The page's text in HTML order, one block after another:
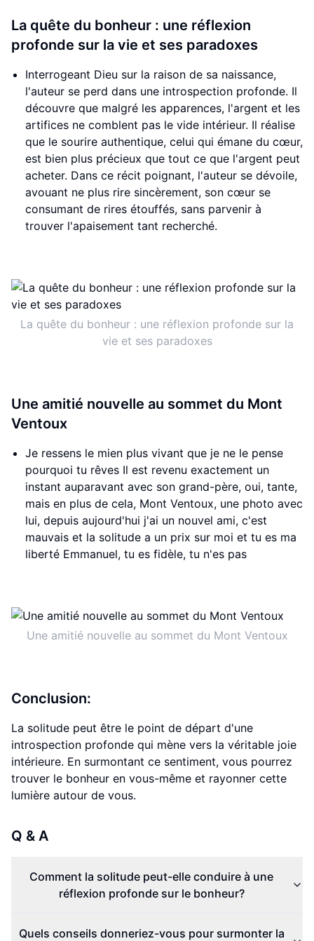
La quête du bonheur : une réflexion
profonde sur la vie et ses paradoxes
Interrogeant Dieu sur la raison de sa naissance,
l'auteur se perd dans une introspection profonde. Il
découvre que malgré les apparences, l'argent et les
artifices ne comblent pas le vide intérieur. Il réalise
que le sourire authentique, celui qui émane du cœur,
est bien plus précieux que tout ce que l'argent peut
acheter. Dans ce récit poignant, l'auteur se dévoile,
avouant ne plus rire sincèrement, son cœur se
consumant de rires étouffés, sans parvenir à
trouver l'apaisement tant recherché.
La quête du bonheur : une réflexion profonde sur la
vie et ses paradoxes
Une amitié nouvelle au sommet du Mont
Ventoux
Je ressens le mien plus vivant que je ne le pense
pourquoi tu rêves Il est revenu exactement un
instant auparavant avec son grand-père, oui, tante,
mais en plus de cela, Mont Ventoux, une photo avec
lui, depuis aujourd'hui j'ai un nouvel ami, c'est
mauvais et la solitude a un prix sur moi et tu es ma
liberté Emmanuel, tu es fidèle, tu n'es pas
Une amitié nouvelle au sommet du Mont Ventoux
Conclusion:
La solitude peut être le point de départ d'une
introspection profonde qui mène vers la véritable joie
intérieure. En surmontant ce sentiment, vous pourrez
trouver le bonheur en vous-même et rayonner cette
lumière autour de vous.
Q & A
Comment la solitude peut-elle conduire à une
réflexion profonde sur le bonheur?
Quels conseils donneriez-vous pour surmonter la